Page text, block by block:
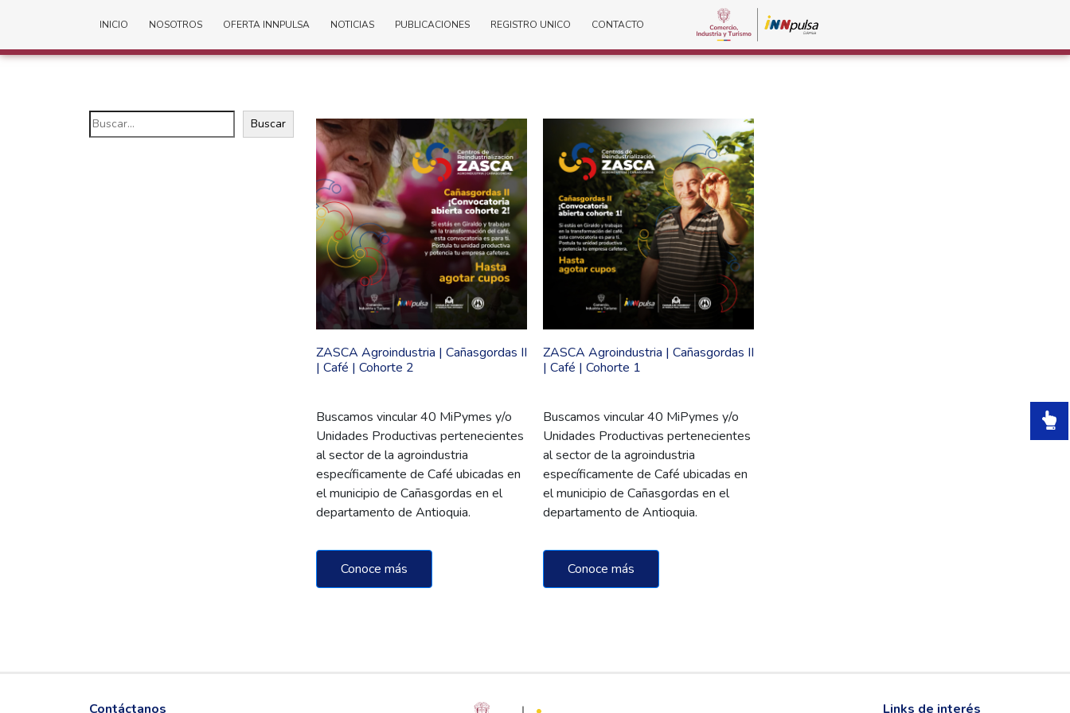
INICIO NOSOTROS OFERTA INNPULSA NOTICIAS PUBLICACIONES REGISTRO UNICO CONTACTO
Buscar
ZASCA Agroindustria | Cañasgordas II
| Café | Cohorte 2
Buscamos vincular 40 MiPymes y/o
Unidades Productivas pertenecientes
al sector de la agroindustria
específicamente de Café ubicadas en
el municipio de Cañasgordas en el
departamento de Antioquia.
Conoce más
ZASCA Agroindustria | Cañasgordas II
| Café | Cohorte 1
Buscamos vincular 40 MiPymes y/o
Unidades Productivas pertenecientes
al sector de la agroindustria
específicamente de Café ubicadas en
el municipio de Cañasgordas en el
departamento de Antioquia.
Conoce más
Contáctanos Links de interés